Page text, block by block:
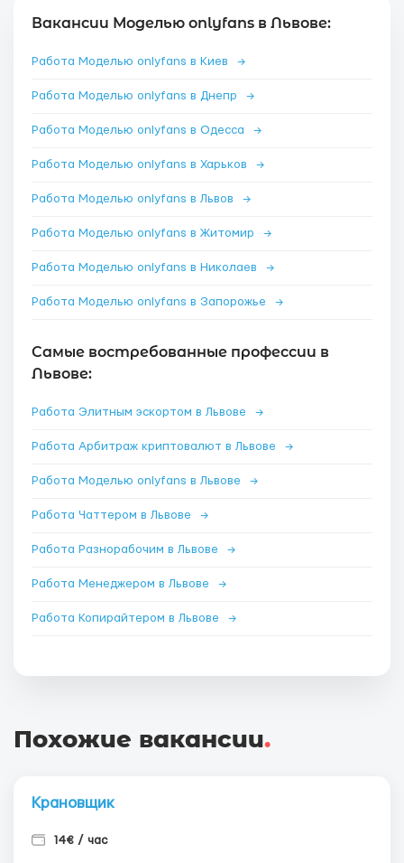
Вакансии Моделью onlyfans в Львове:
Работа Моделью onlyfans в Киев →
Работа Моделью onlyfans в Днепр →
Работа Моделью onlyfans в Одесса →
Работа Моделью onlyfans в Харьков →
Работа Моделью onlyfans в Львов →
Работа Моделью onlyfans в Житомир →
Работа Моделью onlyfans в Николаев →
Работа Моделью onlyfans в Запорожье →
Самые востребованные профессии в
Львове:
Работа Элитным эскортом в Львове →
Работа Арбитраж криптовалют в Львове →
Работа Моделью onlyfans в Львове →
Работа Чаттером в Львове →
Работа Разнорабочим в Львове →
Работа Менеджером в Львове →
Работа Копирайтером в Львове →
Похожие вакансии.
Крановщик
14€ / час